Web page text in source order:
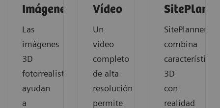
Imágenes
Las
imágenes
3D
fotorrealistas
ayudan
a
Vídeo
Un
vídeo
completo
de alta
resolución
permite
SitePlanner
combina
características
3D
con
realidad